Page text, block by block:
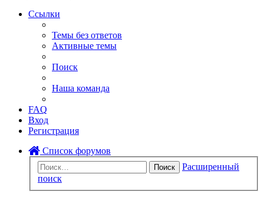
Ссылки
Темы без ответов
Активные темы
Поиск
Наша команда
FAQ
Вход
Регистрация
Список форумов
Поиск
Расширенный
поиск